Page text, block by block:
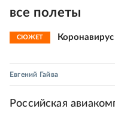
все полеты
СЮЖЕТ
Евгений Гайва
Российская